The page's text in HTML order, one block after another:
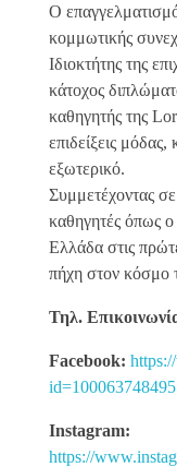
Ο
κομμωτικής
Ιδιοκτήτης της
κάτοχος
καθηγητής της
επιδείξεις
εξωτερικό.
Συμμετέχοντας
καθηγητές όπως
Ελλάδα στις
πήχη στον κόσμο
Τηλ.
Facebook:
Instagram:
https://